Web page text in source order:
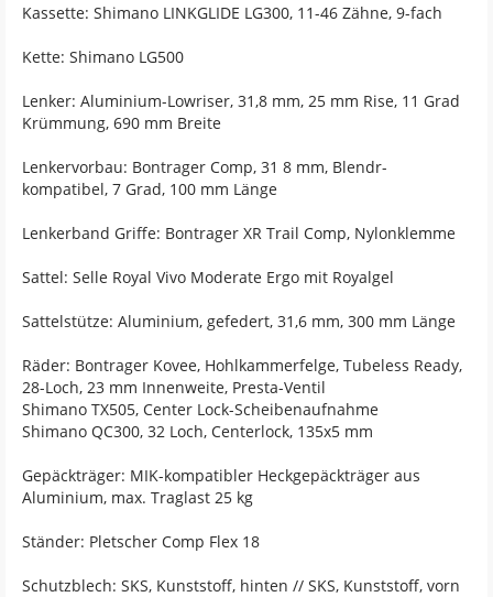
Kassette: Shimano LINKGLIDE LG300, 11-46 Zähne, 9-fach
Kette: Shimano LG500
Lenker: Aluminium-Lowriser, 31,8 mm, 25 mm Rise, 11 Grad
Krümmung, 690 mm Breite
Lenkervorbau: Bontrager Comp, 31 8 mm, Blendr-
kompatibel, 7 Grad, 100 mm Länge
Lenkerband Griffe: Bontrager XR Trail Comp, Nylonklemme
Sattel: Selle Royal Vivo Moderate Ergo mit Royalgel
Sattelstütze: Aluminium, gefedert, 31,6 mm, 300 mm Länge
Räder: Bontrager Kovee, Hohlkammerfelge, Tubeless Ready,
28-Loch, 23 mm Innenweite, Presta-Ventil
Shimano TX505, Center Lock-Scheibenaufnahme
Shimano QC300, 32 Loch, Centerlock, 135x5 mm
Gepäckträger: MIK-kompatibler Heckgepäckträger aus
Aluminium, max. Traglast 25 kg
Ständer: Pletscher Comp Flex 18
Schutzblech: SKS, Kunststoff, hinten // SKS, Kunststoff, vorn